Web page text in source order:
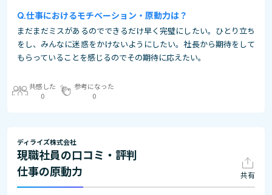
仕事におけるモチベーション・原動力は？
まだまだミスがあるのでできるだけ早く完璧にしたい。ひとり立ち
をし、みんなに迷惑をかけないようにしたい。社長から期待をして
もらっていることを感じるのでその期待に応えたい。
共感した
0
参考になった
0
ディライズ株式会社
現職社員の口コミ・評判
仕事の原動力
共有